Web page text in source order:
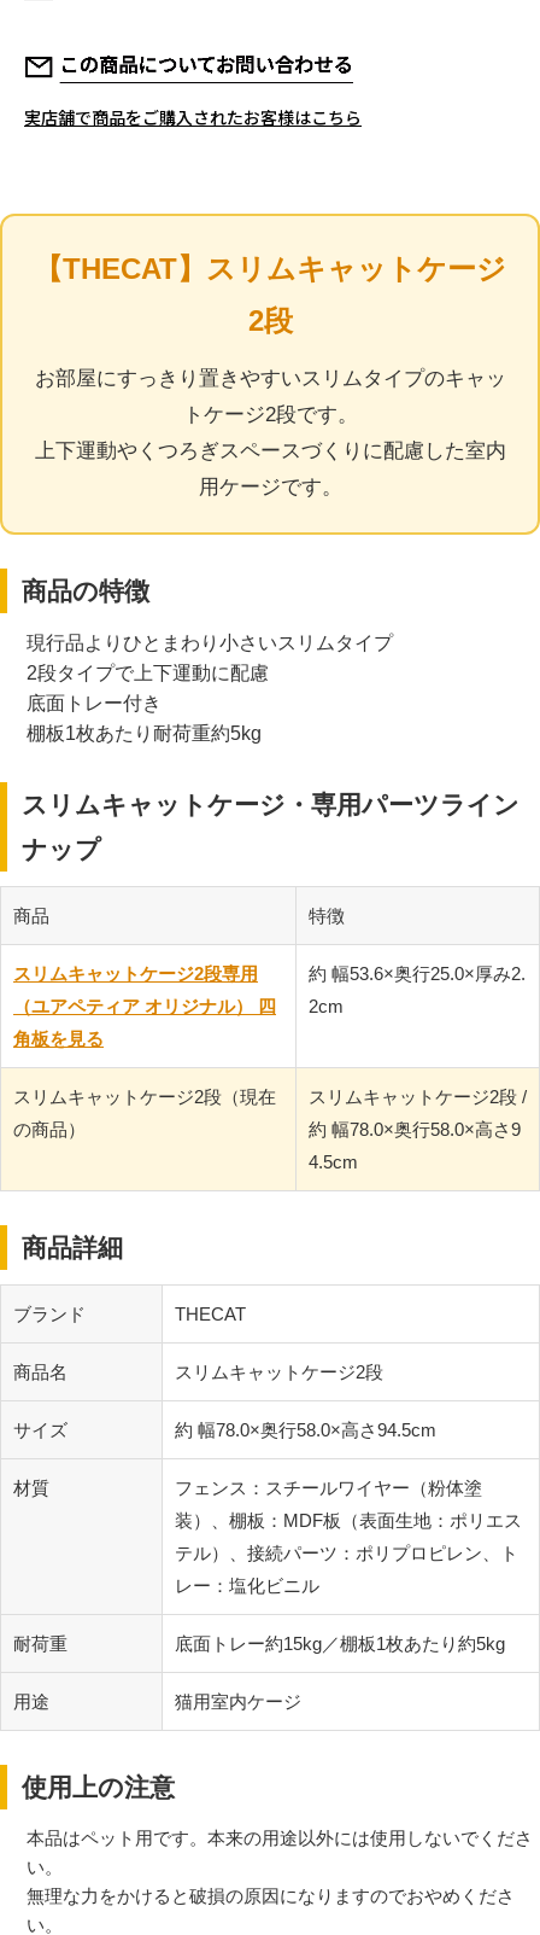
よくある質問
お問い合わせ
実店舗で商品をご購入されたお客様はこちら
【THECAT】スリムキャットケージ
2段
お部屋にすっきり置きやすいスリムタイプのキャッ
トケージ2段です。
上下運動やくつろぎスペースづくりに配慮した室内
用ケージです。
商品の特徴
現行品よりひとまわり小さいスリムタイプ
2段タイプで上下運動に配慮
底面トレー付き
棚板1枚あたり耐荷重約5kg
スリムキャットケージ・専用パーツライン
ナップ
商品 特徴
スリムキャットケージ2段専用
（ユアペティア オリジナル） 四
角板を見る
約 幅53.6×奥行25.0×厚み2.
2cm
スリムキャットケージ2段（現在
の商品）
スリムキャットケージ2段 /
約 幅78.0×奥行58.0×高さ9
4.5cm
商品詳細
ブランド THECAT
商品名 スリムキャットケージ2段
サイズ 約 幅78.0×奥行58.0×高さ94.5cm
材質
フェンス：スチールワイヤー（粉体塗
装）、棚板：MDF板（表面生地：ポリエス
テル）、接続パーツ：ポリプロピレン、ト
レー：塩化ビニル
耐荷重 底面トレー約15kg／棚板1枚あたり約5kg
用途 猫用室内ケージ
使用上の注意
本品はペット用です。本来の用途以外には使用しないでくださ
い。
無理な力をかけると破損の原因になりますのでおやめくださ
い。